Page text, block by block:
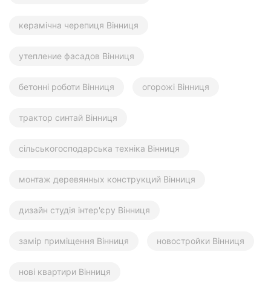
керамічна черепиця Вінниця
утепление фасадов Вінниця
бетонні роботи Вінниця огорожі Вінниця
трактор синтай Вінниця
сільськогосподарська техніка Вінниця
монтаж деревянных конструкций Вінниця
дизайн студія інтер'єру Вінниця
замір приміщення Вінниця новостройки Вінниця
нові квартири Вінниця